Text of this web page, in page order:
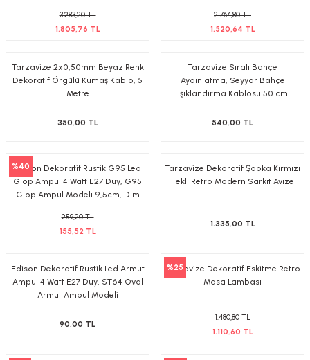
3.283,20 TL
1.805,76 TL
2.764,80 TL
1.520,64 TL
Tarzavize 2x0,50mm Beyaz Renk
Dekoratif Örgülü Kumaş Kablo, 5
Metre
350,00 TL
Tarzavize Sıralı Bahçe
Aydınlatma, Seyyar Bahçe
Işıklandırma Kablosu 50 cm
540,00 TL
%40
Edison Dekoratif Rustik G95 Led
Glop Ampul 4 Watt E27 Duy, G95
Glop Ampul Modeli 9,5cm, Dim
259,20 TL
155,52 TL
Tarzavize Dekoratif Şapka Kırmızı
Tekli Retro Modern Sarkıt Avize
1.335,00 TL
Edison Dekoratif Rustik Led Armut
Ampul 4 Watt E27 Duy, ST64 Oval
Armut Ampul Modeli
90,00 TL
%25
Tarzavize Dekoratif Eskitme Retro
Masa Lambası
1.480,80 TL
1.110,60 TL